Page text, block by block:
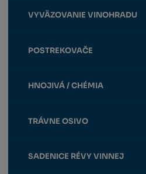
VYVÄZOVANIE VINOHRADU
POSTREKOVAČE
HNOJIVÁ / CHÉMIA
TRÁVNE OSIVO
SADENICE RÉVY VINNEJ